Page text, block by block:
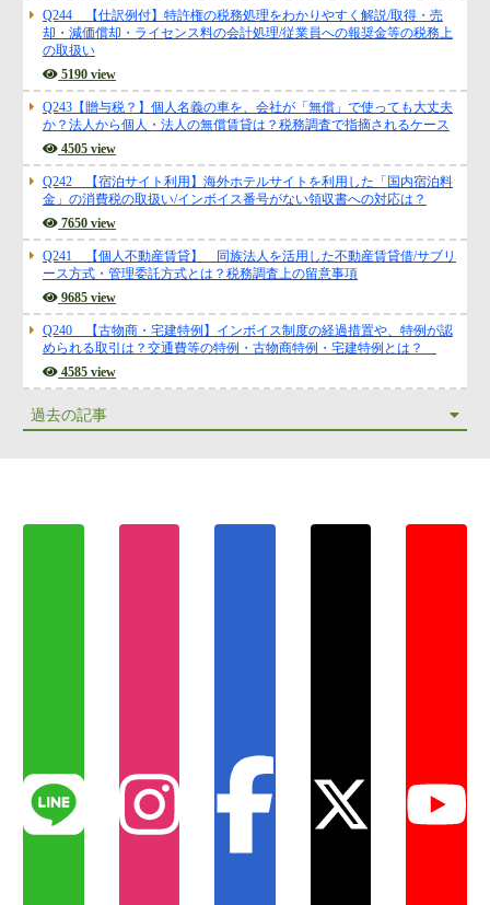
Q244 【仕訳例付】特許権の税務処理をわかりやすく解説/取得・売
却・減価償却・ライセンス料の会計処理/従業員への報奨金等の税務上
の取扱い
5190 view
Q243【贈与税？】個人名義の車を、会社が「無償」で使っても大丈夫
か？法人から個人・法人の無償賃貸は？税務調査で指摘されるケース
4505 view
Q242 【宿泊サイト利用】海外ホテルサイトを利用した「国内宿泊料
金」の消費税の取扱い/インボイス番号がない領収書への対応は？
7650 view
Q241 【個人不動産賃貸】 同族法人を活用した不動産賃貸借/サブリ
ース方式・管理委託方式とは？税務調査上の留意事項
9685 view
Q240 【古物商・宅建特例】インボイス制度の経過措置や、特例が認
められる取引は？交通費等の特例・古物商特例・宅建特例とは？
4585 view
過去の記事